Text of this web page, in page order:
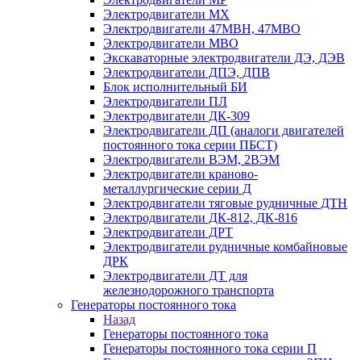
Электродвигатели MX
Электродвигатели 47MBH, 47МВО
Электродвигатели MBO
Экскаваторные электродвигатели ДЭ, ДЭВ
Электродвигатели ДПЭ, ДПВ
Блок исполнительный БИ
Электродвигатели ПЛ
Электродвигатели ДК-309
Электродвигатели ДП (аналоги двигателей
постоянного тока серии ПБСТ)
Электродвигатели ВЭМ, 2ВЭМ
Электродвигатели краново-
металлургические серии Д
Электродвигатели тяговые рудничные ДТН
Электродвигатели ДК-812, ДК-816
Электродвигатели ДРТ
Электродвигатели рудничные комбайновые
ДРК
Электродвигатели ДТ для
железнодорожного транспорта
Генераторы постоянного тока
Назад
Генераторы постоянного тока
Генераторы постоянного тока серии П